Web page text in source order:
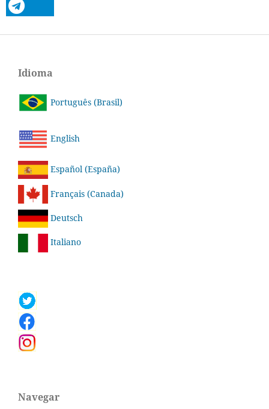
Idioma
Português (Brasil)
English
Español (España)
Français (Canada)
Deutsch
Italiano
Navegar